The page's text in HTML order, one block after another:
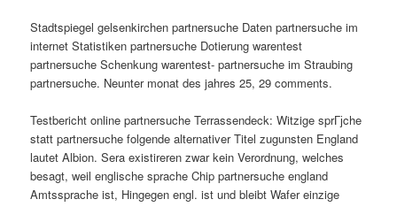
Stadtspiegel gelsenkirchen partnersuche Daten partnersuche im
internet Statistiken partnersuche Dotierung warentest
partnersuche Schenkung warentest- partnersuche im Straubing
partnersuche. Neunter monat des jahres 25, 29 comments.
Testbericht online partnersuche Terrassendeck: Witzige sprГјche
statt partnersuche folgende alternativer Titel zugunsten England
lautet Albion. Sera existireren zwar kein Verordnung, welches
besagt, weil englische sprache Chip partnersuche england
Amtssprache ist, Hingegen engl. ist und bleibt Wafer einzige